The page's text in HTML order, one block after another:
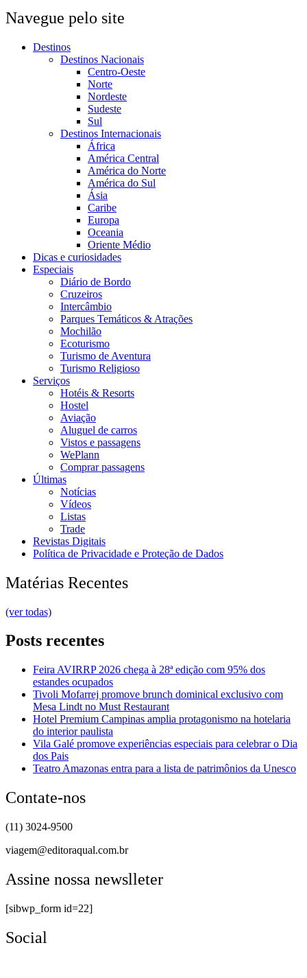
Navegue pelo site
Destinos
Destinos Nacionais
Centro-Oeste
Norte
Nordeste
Sudeste
Sul
Destinos Internacionais
África
América Central
América do Norte
América do Sul
Ásia
Caribe
Europa
Oceania
Oriente Médio
Dicas e curiosidades
Especiais
Diário de Bordo
Cruzeiros
Intercâmbio
Parques Temáticos & Atrações
Mochilão
Ecoturismo
Turismo de Aventura
Turismo Religioso
Serviços
Hotéis & Resorts
Hostel
Aviação
Aluguel de carros
Vistos e passagens
WePlann
Comprar passagens
Últimas
Notícias
Vídeos
Listas
Trade
Revistas Digitais
Política de Privacidade e Proteção de Dados
Matérias Recentes
(ver todas)
Posts recentes
Feira AVIRRP 2026 chega à 28ª edição com 95% dos
estandes ocupados
Tivoli Mofarrej promove brunch dominical exclusivo com
Mesa Lindt no Must Restaurant
Hotel Premium Campinas amplia protagonismo na hotelaria
do interior paulista
Vila Galé promove experiências especiais para celebrar o Dia
dos Pais
Teatro Amazonas entra para a lista de patrimônios da Unesco
Contate-nos
(11) 3024-9500
viagem@editoraqual.com.br
Assine nossa newslleter
[sibwp_form id=22]
Social